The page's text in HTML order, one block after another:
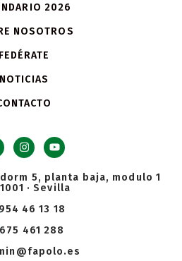
2026
NOSOTROS
FEDÉRATE
NOTICIAS
5, planta baja, modulo 1
· Sevilla
954 46 13 18
675 461 288